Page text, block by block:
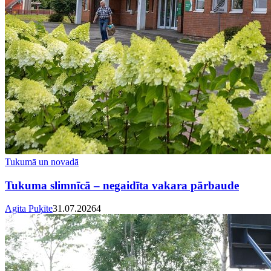
Tukumā un novadā
Tukuma slimnīcā – negaidīta vakara pārbaude
Agita Puķīte31.07.20264